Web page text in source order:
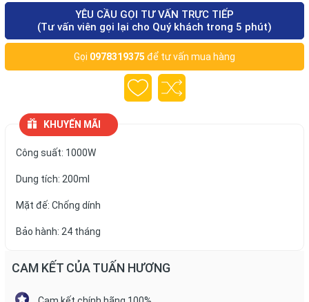
YÊU CẦU GỌI TƯ VẤN TRỰC TIẾP
(Tư vấn viên gọi lại cho Quý khách trong 5 phút)
Gọi 0978319375 để tư vấn mua hàng
KHUYẾN MÃI
Công suất: 1000W
Dung tích: 200ml
Mặt đế: Chống dính
Bảo hành: 24 tháng
CAM KẾT CỦA TUẤN HƯƠNG